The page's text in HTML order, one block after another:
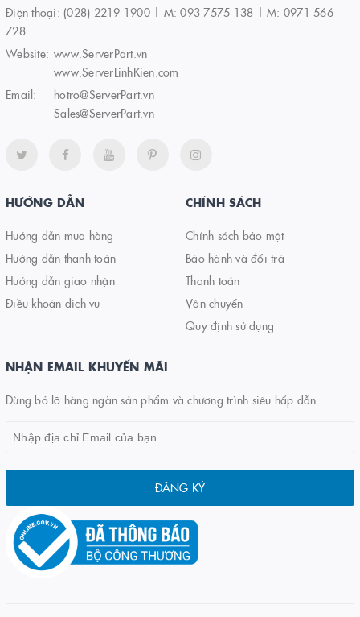
Điện thoại: (028) 2219 1900 | M: 093 7575 138 | M: 0971 566
728
Website: www.ServerPart.vn
www.ServerLinhKien.com
Email:
hotro@ServerPart.vn
Sales@ServerPart.vn
HƯỚNG DẪN
Hướng dẫn mua hàng
Hướng dẫn thanh toán
Hướng dẫn giao nhận
Điều khoản dịch vụ
CHÍNH SÁCH
Chính sách bảo mật
Bảo hành và đổi trả
Thanh toán
Vận chuyển
Quy định sử dụng
NHẬN EMAIL KHUYẾN MÃI
Đừng bỏ lỡ hàng ngàn sản phẩm và chương trình siêu hấp dẫn
ĐĂNG KÝ